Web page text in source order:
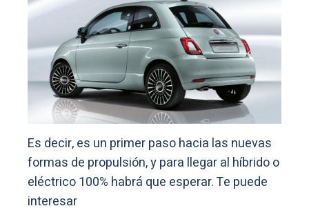
Es decir, es un primer paso hacia las nuevas
formas de propulsión, y para llegar al híbrido o
eléctrico 100% habrá que esperar. Te puede
interesar